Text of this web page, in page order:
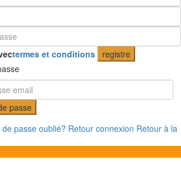
termes et conditions
registre
passe
de passe oublié? Retour connexion Retour à la